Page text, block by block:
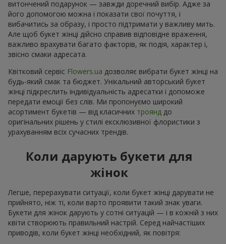
витончений подарунок — завжди доречний вибір. Адже за
його допомогою можна і показати свої почуття, і
вибачитись за образу, і просто підтримати у важливу мить.
Але щоб букет жінці дійсно справив відповідне враження,
важливо врахувати багато факторів, як подія, характер і,
звісно смаки адресата.
Квітковий сервіс Flowers.ua дозволяє вибрати букет жінці на
будь-який смак та бюджет. Унікальний авторський букет
жінці підкреслить індивідуальність адресатки і допоможе
передати емоції без слів. Ми пропонуємо широкий
асортимент букетів — від класичних троянд до
оригінальних рішень у стилі ексклюзивної флористики з
урахуванням всіх сучасних трендів.
Коли дарують букети для
жінок
Легше, перерахувати ситуації, коли букет жінці дарувати не
прийнято, ніж ті, коли варто проявити такий знак уваги.
Букети для жінок дарують у сотні ситуацій — і в кожній з них
квіти створюють правильний настрій. Серед найчастіших
приводів, коли букет жінці необхідний, як повітря: